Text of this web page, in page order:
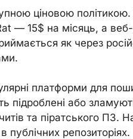
ціновою політикою.
— 15$ на місяць, а
як через
платформи для
підроблені або
та піратського ПЗ.
публічних репозиторіях.